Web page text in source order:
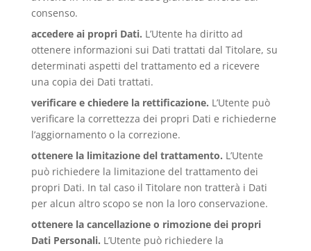
consenso.
accedere ai propri Dati. L’Utente ha diritto ad
ottenere informazioni sui Dati trattati dal Titolare, su
determinati aspetti del trattamento ed a ricevere
una copia dei Dati trattati.
verificare e chiedere la rettificazione. L’Utente può
verificare la correttezza dei propri Dati e richiederne
l’aggiornamento o la correzione.
ottenere la limitazione del trattamento. L’Utente
può richiedere la limitazione del trattamento dei
propri Dati. In tal caso il Titolare non tratterà i Dati
per alcun altro scopo se non la loro conservazione.
ottenere la cancellazione o rimozione dei propri
Dati Personali. L’Utente può richiedere la